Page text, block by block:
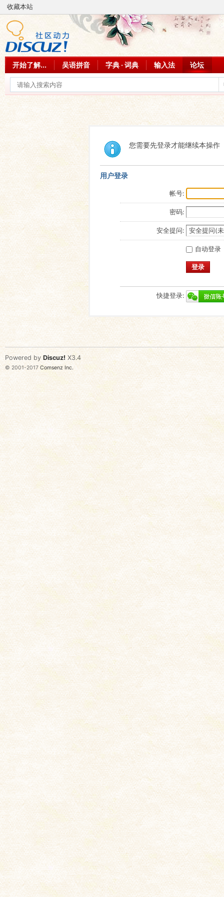
收藏本站
开始了解... 吴语拼音 字典 · 词典 输入法 论坛
您需要先登录才能继续本操作
用户登录
帐号:
密码:
安全提问:
自动登录
登录
快捷登录:
Powered by Discuz! X3.4
© 2001-2017 Comsenz Inc.